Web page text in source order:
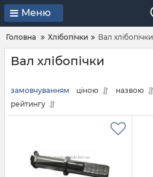
Меню
Головна Хлібопічки Вал хлібопічки
Вал хлібопічки
замовчуванням ціною
назвою
рейтингу